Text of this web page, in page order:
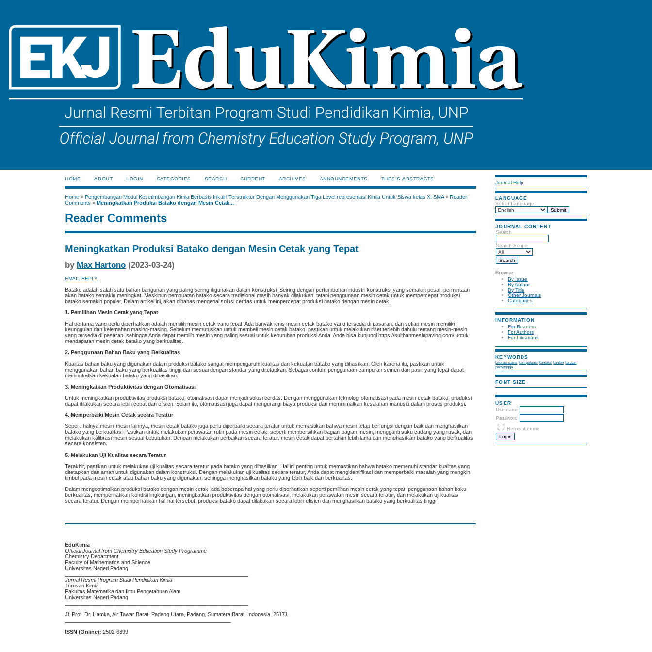
Journal Help
LANGUAGE
Select Language
JOURNAL CONTENT
Search
Search Scope
Browse
By Issue
By Author
By Title
Other Journals
Categories
INFORMATION
For Readers
For Authors
For Librarians
KEYWORDS
Literasi sains kompetensi konteks konten larutan
penyangga
FONT SIZE
USER
Username
Password
Remember me
HOME ABOUT LOGIN CATEGORIES SEARCH CURRENT ARCHIVES ANNOUNCEMENTS THESIS ABSTRACTS
Home >Pengembangan Modul Kesetimbangan Kimia Berbasis Inkuiri Terstruktur Dengan Menggunakan Tiga Level representasi Kimia Untuk Siswa kelas XI SMA>Reader
Comments >Meningkatkan Produksi Batako dengan Mesin Cetak...
Reader Comments
Meningkatkan Produksi Batako dengan Mesin Cetak yang Tepat
by Max Hartono (2023-03-24)
EMAIL REPLY
Batako adalah salah satu bahan bangunan yang paling sering digunakan dalam konstruksi. Seiring dengan pertumbuhan industri konstruksi yang semakin pesat, permintaan
akan batako semakin meningkat. Meskipun pembuatan batako secara tradisional masih banyak dilakukan, tetapi penggunaan mesin cetak untuk mempercepat produksi
batako semakin populer. Dalam artikel ini, akan dibahas mengenai solusi cerdas untuk mempercepat produksi batako dengan mesin cetak.
1. Pemilihan Mesin Cetak yang Tepat
Hal pertama yang perlu diperhatikan adalah memilih mesin cetak yang tepat. Ada banyak jenis mesin cetak batako yang tersedia di pasaran, dan setiap mesin memiliki
keunggulan dan kelemahan masing-masing. Sebelum memutuskan untuk membeli mesin cetak batako, pastikan untuk melakukan riset terlebih dahulu tentang mesin-mesin
yang tersedia di pasaran, sehingga Anda dapat memilih mesin yang paling sesuai untuk kebutuhan produksi Anda. Anda bisa kunjungi https://sulthanmesinpaving.com/ untuk
mendapatan mesin cetak batako yang berkualitas.
2. Penggunaan Bahan Baku yang Berkualitas
Kualitas bahan baku yang digunakan dalam produksi batako sangat mempengaruhi kualitas dan kekuatan batako yang dihasilkan. Oleh karena itu, pastikan untuk
menggunakan bahan baku yang berkualitas tinggi dan sesuai dengan standar yang ditetapkan. Sebagai contoh, penggunaan campuran semen dan pasir yang tepat dapat
meningkatkan kekuatan batako yang dihasilkan.
3. Meningkatkan Produktivitas dengan Otomatisasi
Untuk meningkatkan produktivitas produksi batako, otomatisasi dapat menjadi solusi cerdas. Dengan menggunakan teknologi otomatisasi pada mesin cetak batako, produksi
dapat dilakukan secara lebih cepat dan efisien. Selain itu, otomatisasi juga dapat mengurangi biaya produksi dan meminimalkan kesalahan manusia dalam proses produksi.
4. Memperbaiki Mesin Cetak secara Teratur
Seperti halnya mesin-mesin lainnya, mesin cetak batako juga perlu diperbaiki secara teratur untuk memastikan bahwa mesin tetap berfungsi dengan baik dan menghasilkan
batako yang berkualitas. Pastikan untuk melakukan perawatan rutin pada mesin cetak, seperti membersihkan bagian-bagian mesin, mengganti suku cadang yang rusak, dan
melakukan kalibrasi mesin sesuai kebutuhan. Dengan melakukan perbaikan secara teratur, mesin cetak dapat bertahan lebih lama dan menghasilkan batako yang berkualitas
secara konsisten.
5. Melakukan Uji Kualitas secara Teratur
Terakhir, pastikan untuk melakukan uji kualitas secara teratur pada batako yang dihasilkan. Hal ini penting untuk memastikan bahwa batako memenuhi standar kualitas yang
ditetapkan dan aman untuk digunakan dalam konstruksi. Dengan melakukan uji kualitas secara teratur, Anda dapat mengidentifikasi dan memperbaiki masalah yang mungkin
timbul pada mesin cetak atau bahan baku yang digunakan, sehingga menghasilkan batako yang lebih baik dan berkualitas.
Dalam mengoptimalkan produksi batako dengan mesin cetak, ada beberapa hal yang perlu diperhatikan seperti pemilihan mesin cetak yang tepat, penggunaan bahan baku
berkualitas, memperhatikan kondisi lingkungan, meningkatkan produktivitas dengan otomatisasi, melakukan perawatan mesin secara teratur, dan melakukan uji kualitas
secara teratur. Dengan memperhatikan hal-hal tersebut, produksi batako dapat dilakukan secara lebih efisien dan menghasilkan batako yang berkualitas tinggi.
EduKimia
Official Journal from Chemistry Education Study Programme
Chemistry Department
Faculty of Mathematics and Science
Universitas Negeri Padang
Jurnal Resmi Program Studi Pendidikan Kimia
Jurusan Kimia
Fakultas Matematika dan Ilmu Pengetahuan Alam
Universitas Negeri Padang
Jl. Prof. Dr. Hamka, Air Tawar Barat, Padang Utara, Padang, Sumatera Barat, Indonesia. 25171
ISSN (Online): 2502-6399